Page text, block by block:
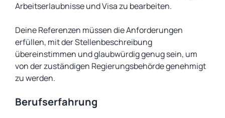
Arbeitserlaubnisse und Visa zu bearbeiten.
Deine Referenzen müssen die Anforderungen
erfüllen, mit der Stellenbeschreibung
übereinstimmen und glaubwürdig genug sein, um
von der zuständigen Regierungsbehörde genehmigt
zu werden.
Berufserfahrung